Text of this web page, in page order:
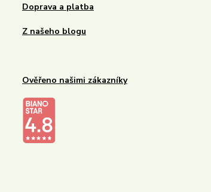
Doprava a platba
Z našeho blogu
Ověřeno našimi zákazníky